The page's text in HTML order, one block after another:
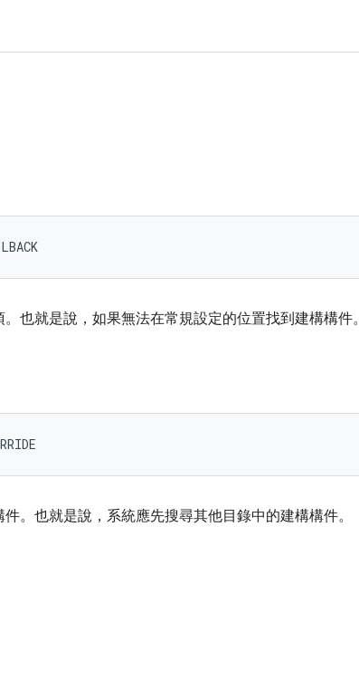
也就是說，如果無法在常規設定的位置找到建構構件。
。也就是說，系統應先搜尋其他目錄中的建構構件。